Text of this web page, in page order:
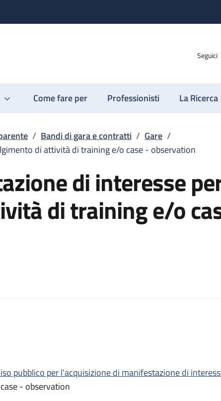
Seguici
Come fare per Professionisti La Ricerca
/ Bandi di gara e contratti / Gare /
di attività di training e/o case - observation
di interesse
di training e/o
per lo svolgimento di attività di training e/o case -
pubblico per l'acquisizione di manifestazione di
- observation